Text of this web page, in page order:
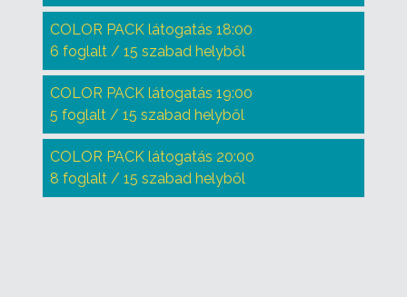
COLOR PACK látogatás 18:00
6 foglalt / 15 szabad helyből
COLOR PACK látogatás 19:00
5 foglalt / 15 szabad helyből
COLOR PACK látogatás 20:00
8 foglalt / 15 szabad helyből